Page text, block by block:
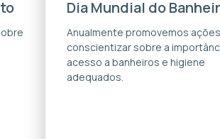
Dia Mundial do
Anualmente promovemos
conscientizar sobre a
acesso a banheiros e higiene
adequados.